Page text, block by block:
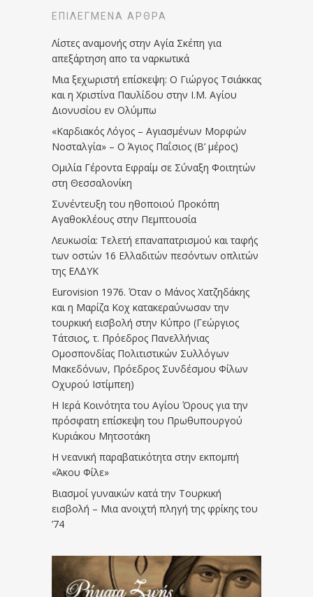
ΕΠΙΛΕΓΜΈΝΑ ΆΡΘΡΑ
Λίστες αναμονής στην Αγία Σκέπη για
απεξάρτηση απο τα ναρκωτικά
Μια ξεχωριστή επίσκεψη: Ο Γιώργος Τσιάκκας
και η Χριστίνα Παυλίδου στην Ι.Μ. Αγίου
Διονυσίου εν Ολύμπω
«Καρδιακός Λόγος – Αγιασμένων Μορφών
Νοσταλγία» – Ο Άγιος Παΐσιος (Β’ μέρος)
Ομιλία Γέροντα Εφραίμ σε Σύναξη Φοιτητών
στη Θεσσαλονίκη
Συνέντευξη του ηθοποιού Προκόπη
Αγαθοκλέους στην Πεμπτουσία
Λευκωσία: Τελετή επαναπατρισμού και ταφής
των οστών 16 Ελλαδιτών πεσόντων οπλιτών
της ΕΛΔΥΚ
Eurovision 1976. Όταν ο Μάνος Χατζηδάκης
και η Μαρίζα Κοχ κατακεραύνωσαν την
τουρκική εισβολή στην Κύπρο (Γεώργιος
Τάτσιος, τ. Πρόεδρος Πανελλήνιας
Ομοσπονδίας Πολιτιστικών Συλλόγων
Μακεδόνων, Πρόεδρος Συνδέσμου Φίλων
Οχυρού Ιστίμπεη)
Η Ιερά Κοινότητα του Αγίου Όρους για την
πρόσφατη επίσκεψη του Πρωθυπουργού
Κυριάκου Μητσοτάκη
Η νεανική παραβατικότητα στην εκπομπή
«Άκου Φίλε»
Βιασμοί γυναικών κατά την Τουρκική
εισβολή – Μια ανοιχτή πληγή της φρίκης του
’74